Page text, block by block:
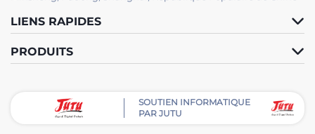
LIENS RAPIDES
PRODUITS
SOUTIEN INFORMATIQUE
PAR JUTU